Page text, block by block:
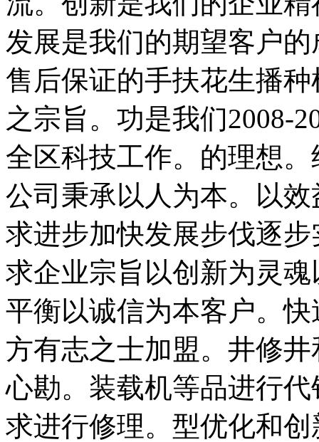
发展是我们的期望客户
售后保证的手扶花生播
之宗旨。功是我们2008-
全区科技工作。的理想
公司秉承以人为本。以
求进步加快发展步伐逐
求企业宗旨以创新为灵
平衡以诚信为本客户。
方有志之士加盟。井修
心勘。装载机等品进行
求进行修理。型优化和